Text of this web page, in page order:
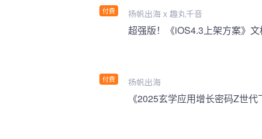
付费 扬帆出海 x 趣丸千音
付费 扬帆出海
《2025玄学应用增长密码Z世